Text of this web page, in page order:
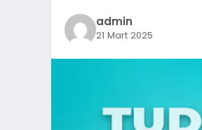
admin
21 Mart 2025